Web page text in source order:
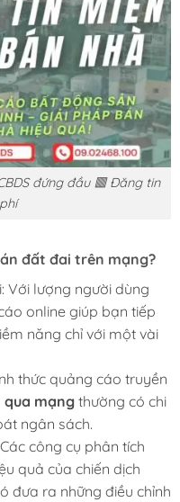
đứng đầu 🟥 Đăng tin
đất đai trên mạng?
Với lượng người dùng
online giúp bạn tiếp
năng chỉ với một vài
thức quảng cáo truyền
qua mạng thường có chi
ngân sách.
công cụ phân tích
quả của chiến dịch
đưa ra những điều chỉnh